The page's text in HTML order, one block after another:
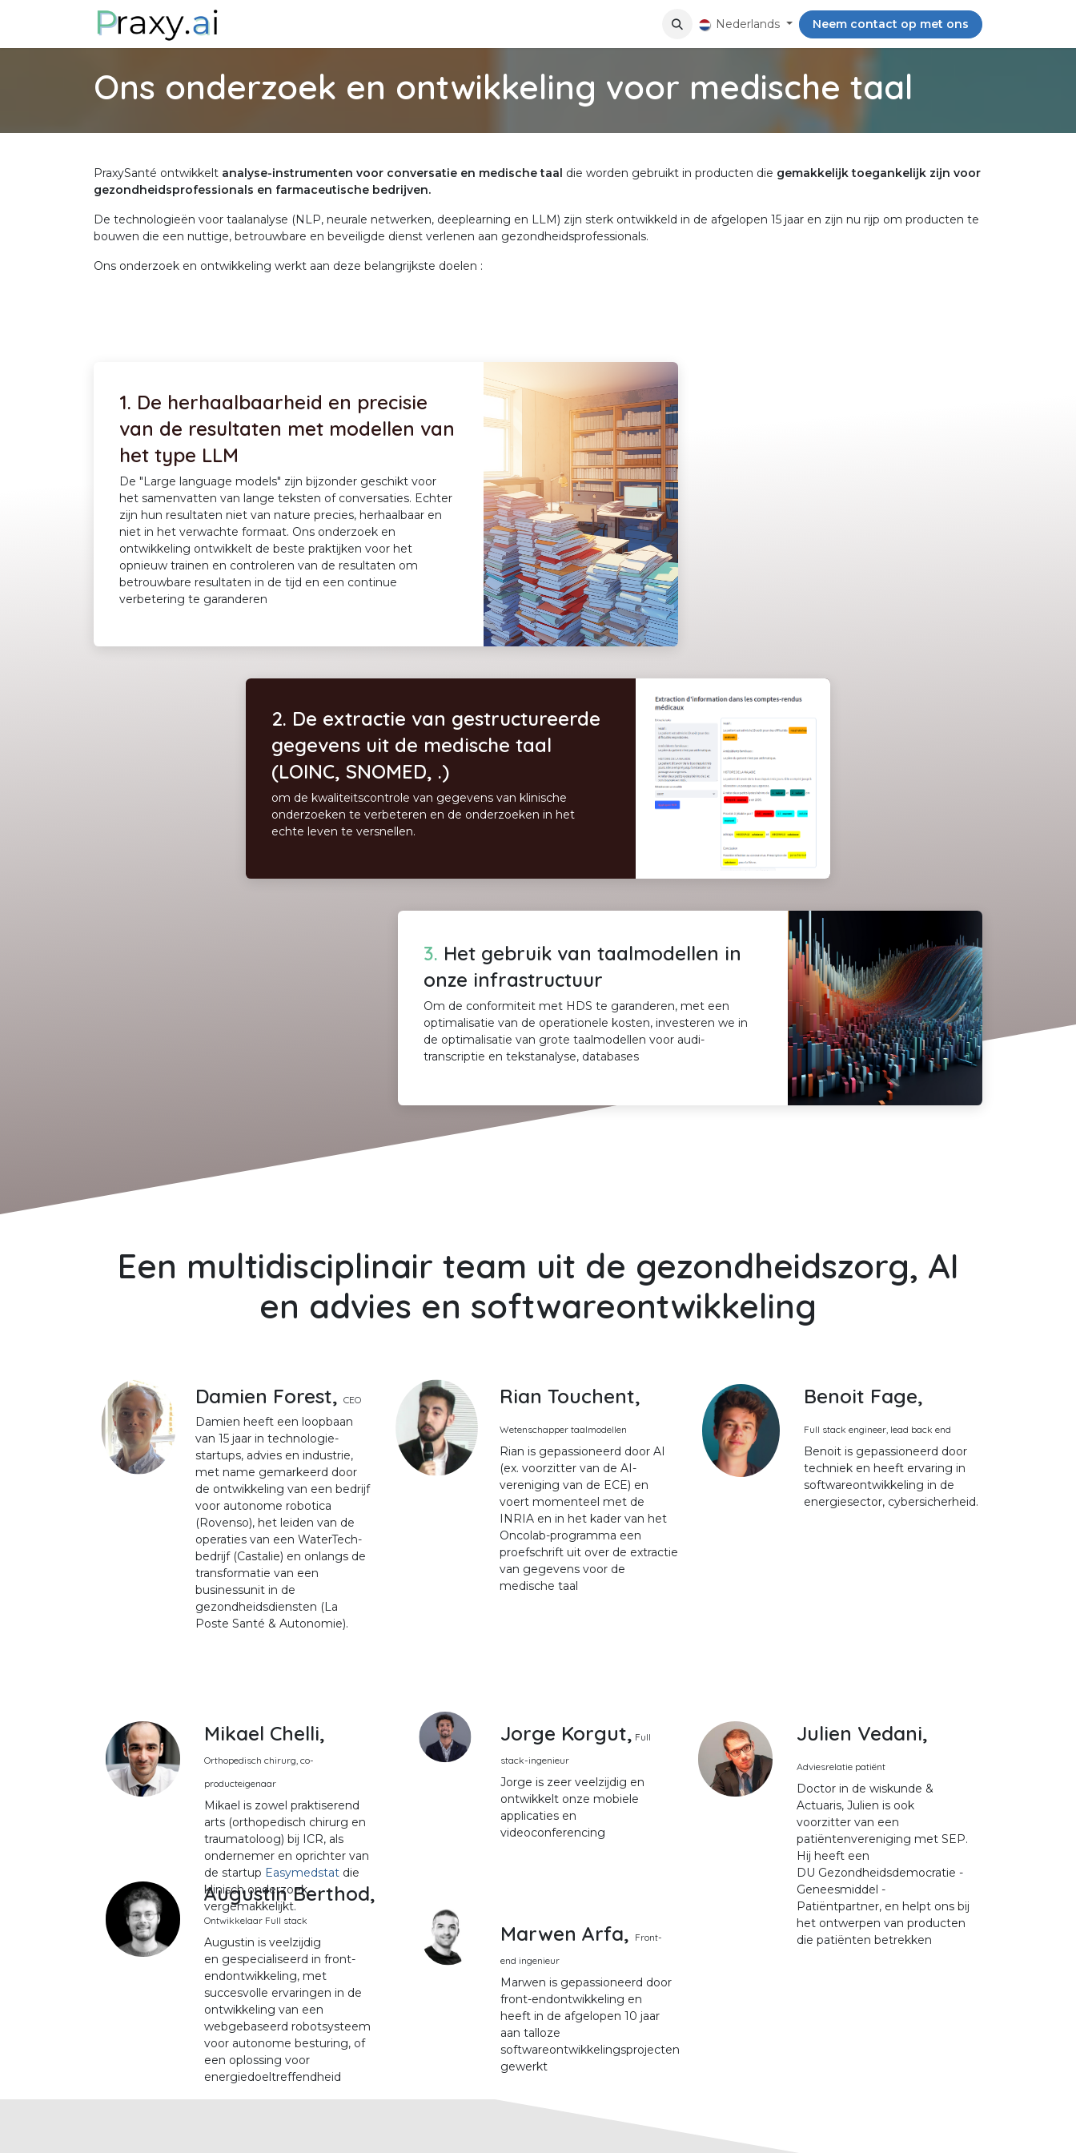
Overslaan naar inhoud
Nederlands Neem contact op met ons
Ons onderzoek en ontwikkeling voor medische taal
PraxySanté ontwikkelt analyse-instrumenten voor conversatie en medische taal die worden gebruikt in producten die gemakkelijk toegankelijk zijn voor
gezondheidsprofessionals en farmaceutische bedrijven.
De technologieën voor taalanalyse (NLP, neurale netwerken, deeplearning en LLM) zijn sterk ontwikkeld in de afgelopen 15 jaar en zijn nu rijp om producten te
bouwen die een nuttige, betrouwbare en beveiligde dienst verlenen aan gezondheidsprofessionals.
Ons onderzoek en ontwikkeling werkt aan deze belangrijkste doelen :
1. De herhaalbaarheid en precisie
van de resultaten met modellen van
het type LLM
De "Large language models" zijn bijzonder geschikt voor
het samenvatten van lange teksten of conversaties. Echter
zijn hun resultaten niet van nature precies, herhaalbaar en
niet in het verwachte formaat. Ons onderzoek en
ontwikkeling ontwikkelt de beste praktijken voor het
opnieuw trainen en controleren van de resultaten om
betrouwbare resultaten in de tijd en een continue
verbetering te garanderen
2. De extractie van gestructureerde
gegevens uit de medische taal
(LOINC, SNOMED, .)
om de kwaliteitscontrole van gegevens van klinische
onderzoeken te verbeteren en de onderzoeken in het
echte leven te versnellen.
3. Het gebruik van taalmodellen in
onze infrastructuur
Om de conformiteit met HDS te garanderen, met een
optimalisatie van de operationele kosten, investeren we in
de optimalisatie van grote taalmodellen voor audi-
transcriptie en tekstanalyse, databases
Een multidisciplinair team uit de gezondheidszorg, AI
en advies en softwareontwikkeling
Damien Forest, CEO
Damien heeft een loopbaan
van 15 jaar in technologie-
startups, advies en industrie,
met name gemarkeerd door
de ontwikkeling van een bedrijf
voor autonome robotica
(Rovenso), het leiden van de
operaties van een WaterTech-
bedrijf (Castalie) en onlangs de
transformatie van een
businessunit in de
gezondheidsdiensten (La
Poste Santé & Autonomie).
Rian Touchent,
Wetenschapper taalmodellen
Rian is gepassioneerd door AI
(ex. voorzitter van de AI-
vereniging van de ECE) en
voert momenteel met de
INRIA en in het kader van het
Oncolab-programma een
proefschrift uit over de extractie
van gegevens voor de
medische taal
Benoit Fage,
Full stack engineer, lead back end
Benoit is gepassioneerd door
techniek en heeft ervaring in
softwareontwikkeling in de
energiesector, cybersicherheid.
Julien Vedani,
Adviesrelatie patiënt
Doctor in de wiskunde &
Actuaris, Julien is ook
voorzitter van een
patiëntenvereniging met SEP.
Hij heeft een
DU Gezondheidsdemocratie -
Geneesmiddel -
Patiëntpartner, en helpt ons bij
het ontwerpen van producten
die patiënten betrekken
Mikael Chelli,
Orthopedisch chirurg, co-
producteigenaar
Mikael is zowel praktiserend
arts (orthopedisch chirurg en
traumatoloog) bij ICR, als
ondernemer en oprichter van
de startup Easymedstat die
klinisch onderzoek
vergemakkelijkt.
Jorge Korgut, Full
stack-ingenieur
Jorge is zeer veelzijdig en
ontwikkelt onze mobiele
applicaties en
videoconferencing
Augustin Berthod,
Ontwikkelaar Full stack
Augustin is veelzijdig
en gespecialiseerd in front-
endontwikkeling, met
succesvolle ervaringen in de
ontwikkeling van een
webgebaseerd robotsysteem
voor autonome besturing, of
een oplossing voor
energiedoeltreffendheid
Marwen Arfa, Front-
end ingenieur
Marwen is gepassioneerd door
front-endontwikkeling en
heeft in de afgelopen 10 jaar
aan talloze
softwareontwikkelingsprojecten
gewerkt